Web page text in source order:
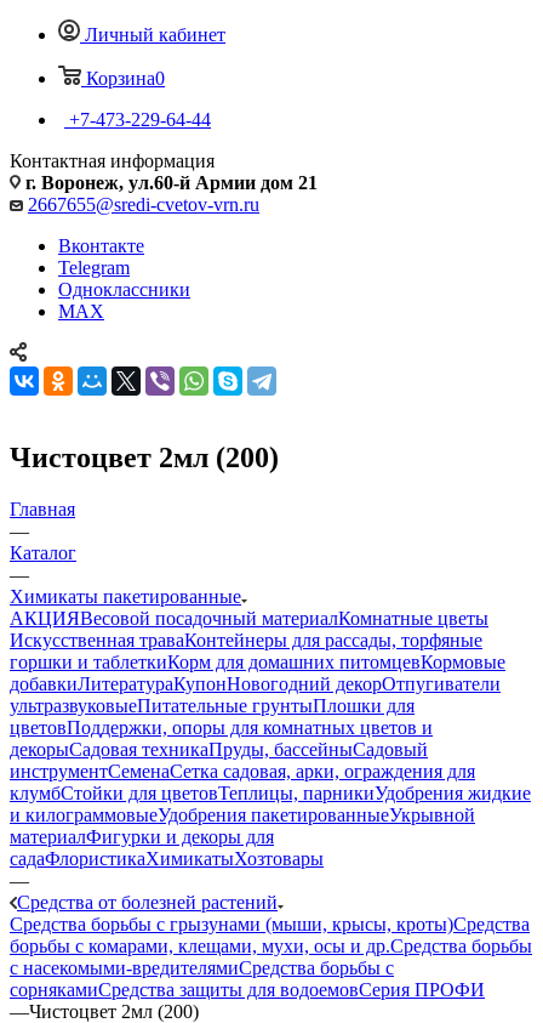
Личный кабинет
Корзина0
+7-473-229-64-44
Контактная информация
г. Воронеж, ул.60-й Армии дом 21
2667655@sredi-cvetov-vrn.ru
Вконтакте
Telegram
Одноклассники
MAX
Чистоцвет 2мл (200)
Главная
—
Каталог
—
Химикаты пакетированные
АКЦИЯВесовой посадочный материалКомнатные цветы
Искусственная траваКонтейнеры для рассады, торфяные
горшки и таблеткиКорм для домашних питомцевКормовые
добавкиЛитератураКупонНовогодний декорОтпугиватели
ультразвуковыеПитательные грунтыПлошки для
цветовПоддержки, опоры для комнатных цветов и
декорыСадовая техникаПруды, бассейныСадовый
инструментСеменаСетка садовая, арки, ограждения для
клумбСтойки для цветовТеплицы, парникиУдобрения жидкие
и килограммовыеУдобрения пакетированныеУкрывной
материалФигурки и декоры для
садаФлористикаХимикатыХозтовары
—
Средства от болезней растений
Средства борьбы с грызунами (мыши, крысы, кроты)Средства
борьбы с комарами, клещами, мухи, осы и др.Средства борьбы
с насекомыми-вредителямиСредства борьбы с
сорнякамиСредства защиты для водоемовСерия ПРОФИ
—Чистоцвет 2мл (200)